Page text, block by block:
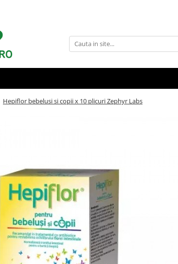
Hepiflor bebelusi si copii x 10 plicuri Zephyr Labs